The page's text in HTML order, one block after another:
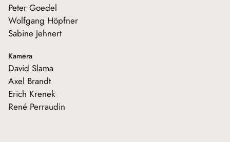
Peter Goedel
Wolfgang Höpfner
Sabine Jehnert
Kamera
David Slama
Axel Brandt
Erich Krenek
René Perraudin